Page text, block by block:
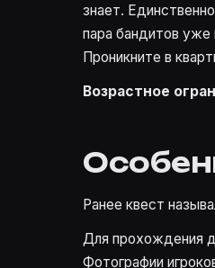
знает.
пара бандитов уже
Проникните в
Возрастное
Ранее квест
Для прохождения
Фотографии